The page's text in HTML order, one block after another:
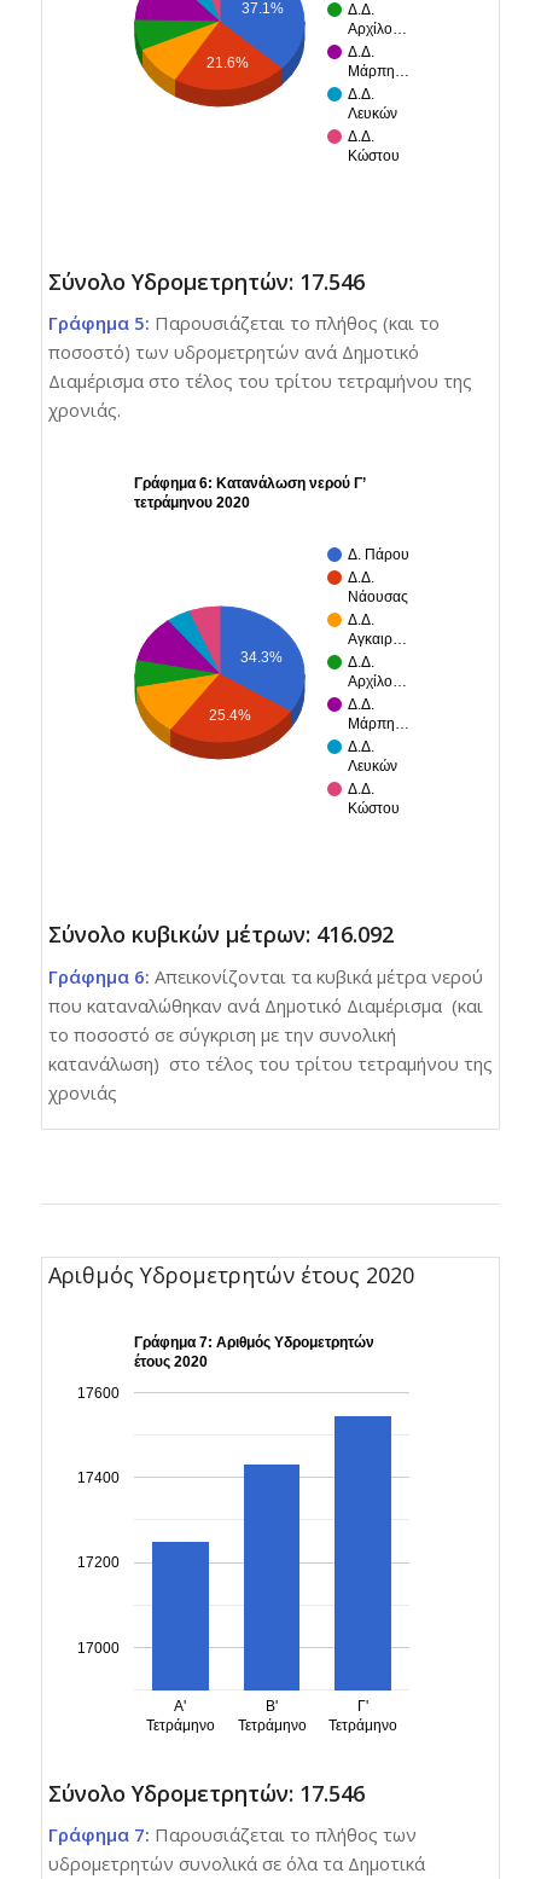
Δ.Δ.
Αρχίλο…
Δ.Δ.
Μάρπη…
Δ.Δ.
Λευκών
Δ.Δ.
Κώστου
37.1%
21.6%
Σύνολο Υδρομετρητών: 17.546
Γράφημα 5: Παρουσιάζεται το πλήθος (και το
ποσοστό) των υδρομετρητών ανά Δημοτικό
Διαμέρισμα στο τέλος του τρίτου τετραμήνου της
χρονιάς.
Γράφημα 6: Κατανάλωση νερού Γ’
τετράμηνου 2020
Δ. Πάρου
Δ.Δ.
Νάουσας
Δ.Δ.
Αγκαιρ…
Δ.Δ.
Αρχίλο…
Δ.Δ.
Μάρπη…
Δ.Δ.
Λευκών
Δ.Δ.
Κώστου
34.3%
25.4%
Σύνολο κυβικών μέτρων: 416.092
Γράφημα 6: Απεικονίζονται τα κυβικά μέτρα νερού
που καταναλώθηκαν ανά Δημοτικό Διαμέρισμα (και
το ποσοστό σε σύγκριση με την συνολική
κατανάλωση) στο τέλος του τρίτου τετραμήνου της
χρονιάς
Αριθμός Υδρομετρητών έτους 2020
Γράφημα 7: Αριθμός Υδρομετρητών
έτους 2020
Α'
Τετράμηνο
Β'
Τετράμηνο
Γ'
Τετράμηνο
17000
17200
17400
17600
Σύνολο Υδρομετρητών: 17.546
Γράφημα 7: Παρουσιάζεται το πλήθος των
υδρομετρητών συνολικά σε όλα τα Δημοτικά